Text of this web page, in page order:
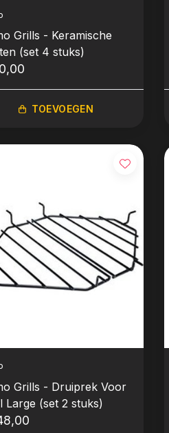
Grills - Keramische
(set 4 stuks)
TOEVOEGEN
Grills - Druiprek Voor
Large (set 2 stuks)